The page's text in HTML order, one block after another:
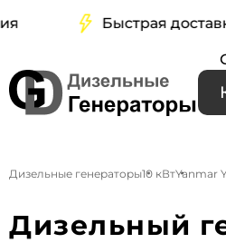
Быстрая доставка
Дизельные генераторы10 кВтYanmar
Дизельный